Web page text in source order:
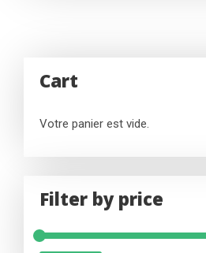
Cart
Votre panier est vide.
Filter by price